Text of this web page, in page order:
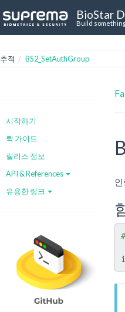
BioStar
Build
추적 BS2_SetAuthGroup
시작하기
퀵 가이드
릴리스 정보
API & References
유용한 링크